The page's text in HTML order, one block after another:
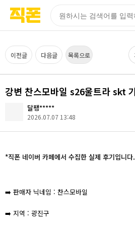
이전글 다음글 목록으로
강변 찬스모바일 s26울트라 skt
달팽*****
2026.07.07 13:48
*직폰 네이버 카페에서 수집한 실제 후기입니다.
➡️ 판매자 닉네임 : 찬스모바일
➡️ 지역 : 광진구
페이지
페이지
페이지
페이지